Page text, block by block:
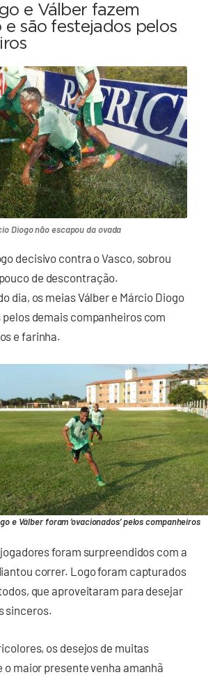
e Válber fazem
e são festejados pelos
Diogo não escapou da ovada
decisivo contra o Vasco, sobrou
de descontração.
dia, os meias Válber e Márcio Diogo
demais companheiros com
e farinha.
e Válber foram ‘ovacionados’ pelos companheiros
foram surpreendidos com a
correr. Logo foram capturados
que aproveitaram para desejar
sinceros.
os desejos de muitas
o maior presente venha amanhã